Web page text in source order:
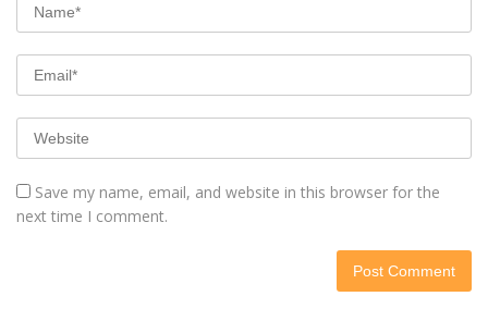
Save my name, email, and website in this browser for the
next time I comment.